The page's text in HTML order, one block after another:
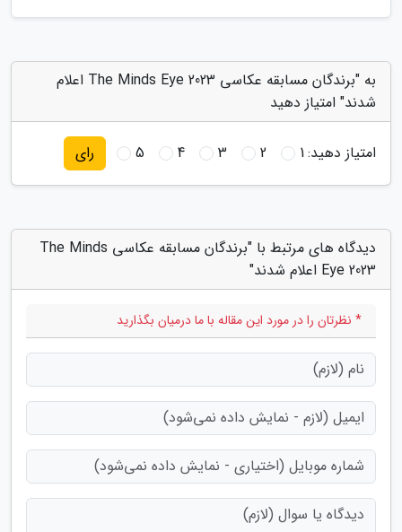
به "برندگان مسابقه عکاسی The Minds Eye 2023 اعلام
شدند" امتیاز دهید
امتیاز دهید:1
2
3
4
5 رای
دیدگاه های مرتبط با "برندگان مسابقه عکاسی The Minds
Eye 2023 اعلام شدند"
* نظرتان را در مورد این مقاله با ما درمیان بگذارید